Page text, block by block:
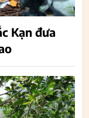
Kạn đưa